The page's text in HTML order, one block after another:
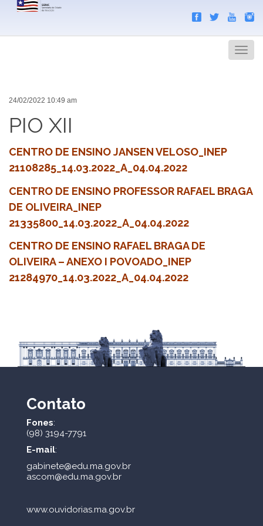
Menu
24/02/2022 10:49 am
PIO XII
CENTRO DE ENSINO JANSEN VELOSO_INEP
21108285_14.03.2022_A_04.04.2022
CENTRO DE ENSINO PROFESSOR RAFAEL BRAGA
DE OLIVEIRA_INEP
21335800_14.03.2022_A_04.04.2022
CENTRO DE ENSINO RAFAEL BRAGA DE
OLIVEIRA – ANEXO I POVOADO_INEP
21284970_14.03.2022_A_04.04.2022
Contato
Fones:
(98) 3194-7791
E-mail:
gabinete@edu.ma.gov.br
ascom@edu.ma.gov.br
www.ouvidorias.ma.gov.br